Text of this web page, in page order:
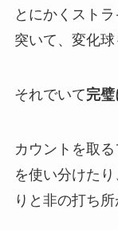
とにかくスト
突いて、変化球
それでいて完
カウントを取
を使い分けた
りと非の打ち所